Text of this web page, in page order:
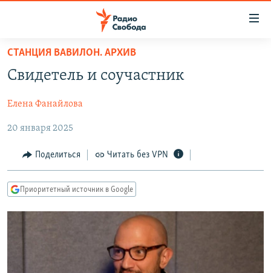
упрощенного
доступа
содержанию
Вернутся
главной
навигации
Вернутся
ПОДКАСТЫ
АВТОРСКИЕ ПРОЕКТЫ
ЦИТАТЫ СВОБОДЫ
МНЕНИЯ
КУЛЬТУРА
IDEL.РЕАЛИИ
СТАНЦИЯ ВАВИЛОН. АРХИВ
Свидетель и соучастник
Елена Фанайлова
20 января 2025
Поделиться Читать без VPN
Приоритетный источник в Google